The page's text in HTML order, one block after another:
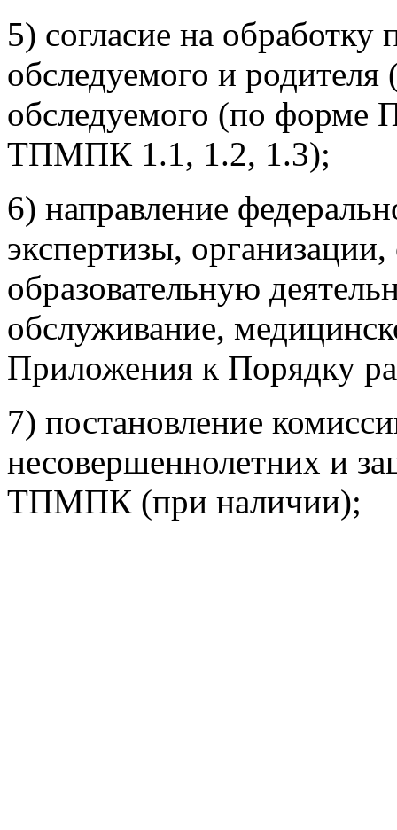
5) согласие на
обследуемого и родителя
обследуемого (по форме
ТПМПК 1.1, 1.2, 1.3);
6) направление
экспертизы,
образовательную
обслуживание,
Приложения к Порядку
7) постановление
несовершеннолетних и
ТПМПК (при наличии);